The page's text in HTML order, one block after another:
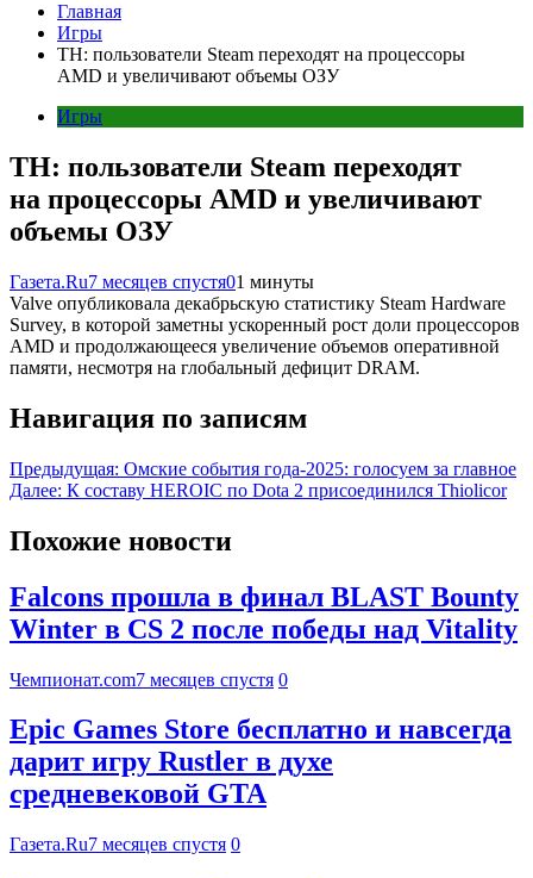
Главная
Игры
TH: пользователи Steam переходят на процессоры
AMD и увеличивают объемы ОЗУ
Игры
TH: пользователи Steam переходят
на процессоры AMD и увеличивают
объемы ОЗУ
Газета.Ru7 месяцев спустя01 минуты
Valve опубликовала декабрьскую статистику Steam Hardware
Survey, в которой заметны ускоренный рост доли процессоров
AMD и продолжающееся увеличение объемов оперативной
памяти, несмотря на глобальный дефицит DRAM.
Навигация по записям
Предыдущая: Омские события года-2025: голосуем за главное
Далее: К составу HEROIC по Dota 2 присоединился Thiolicor
Похожие новости
Falcons прошла в финал BLAST Bounty
Winter в CS 2 после победы над Vitality
Чемпионат.com7 месяцев спустя 0
Epic Games Store бесплатно и навсегда
дарит игру Rustler в духе
средневековой GTA
Газета.Ru7 месяцев спустя 0